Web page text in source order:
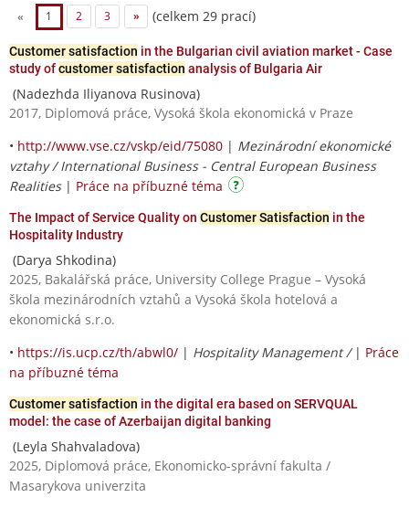
« 1 2 3 » (celkem 29 prací)
Customer satisfaction in the Bulgarian civil aviation market - Case
study ofcustomer satisfaction analysis of Bulgaria Air
(Nadezhda Iliyanova Rusinova)
2017, Diplomová práce, Vysoká škola ekonomická v Praze
• http://www.vse.cz/vskp/eid/75080 | Mezinárodní ekonomické
vztahy / International Business - Central European Business
Realities| Práce na příbuzné téma
The Impact of Service Quality on Customer Satisfaction in the
Hospitality Industry
(Darya Shkodina)
2025, Bakalářská práce, University College Prague – Vysoká
škola mezinárodních vztahů a Vysoká škola hotelová a
ekonomická s.r.o.
• https://is.ucp.cz/th/abwl0/ | Hospitality Management / | Práce
na příbuzné téma
Customer satisfaction in the digital era based on SERVQUAL
model: the case of Azerbaijan digital banking
(Leyla Shahvaladova)
2025, Diplomová práce, Ekonomicko-správní fakulta /
Masarykova univerzita